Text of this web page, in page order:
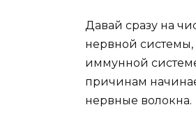
Давай сразу на
нервной системы,
иммунной
причинам
нервные волокна.